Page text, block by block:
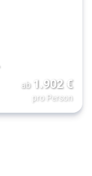
ab 1.902€
pro Person